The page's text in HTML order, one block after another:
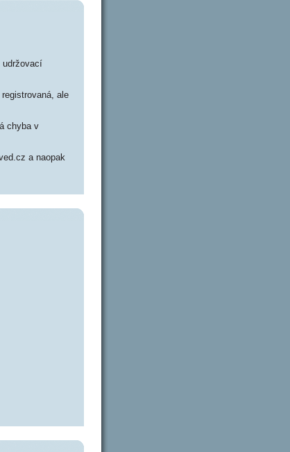
udržovací
ale
chyba v
a naopak